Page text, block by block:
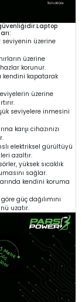
seviyenin üzerine
üzerine
korunur.
kendini kapatarak
üzerine
seviyelere inmesini
karşı cihazınızı
elektriksel gürültüyü
azaltır.
yüksek sıcaklık
sağlar.
kendini koruma
güç dağılımını
uzatır.